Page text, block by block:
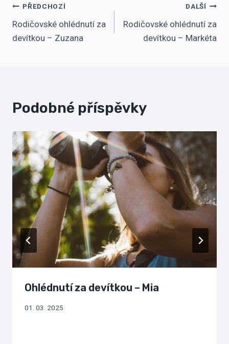
Navigace
pro
PŘEDCHOZÍ
Rodičovské ohlédnutí za
devítkou – Zuzana
DALŠÍ
Rodičovské ohlédnutí za
devítkou – Markéta
Podobné příspěvky
Ohlédnutí za devítkou – Mia
01. 03. 2025